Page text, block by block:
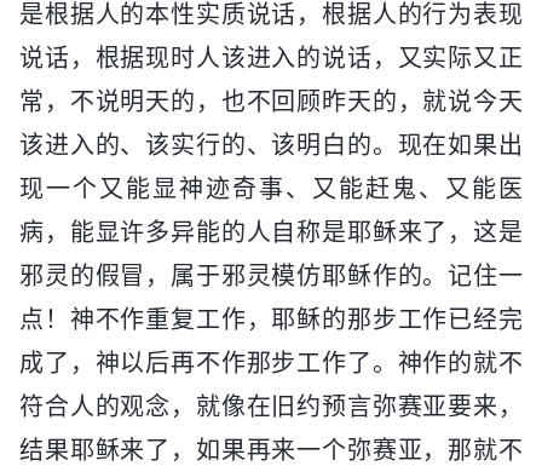
是根据人的本性实质说话，根据人的行为表现
说话，根据现时人该进入的说话，又实际又正
常，不说明天的，也不回顾昨天的，就说今天
该进入的、该实行的、该明白的。现在如果出
现一个又能显神迹奇事、又能赶鬼、又能医
病，能显许多异能的人自称是耶稣来了，这是
邪灵的假冒，属于邪灵模仿耶稣作的。记住一
点！神不作重复工作，耶稣的那步工作已经完
成了，神以后再不作那步工作了。神作的就不
符合人的观念，就像在旧约预言弥赛亚要来，
结果耶稣来了，如果再来一个弥赛亚，那就不